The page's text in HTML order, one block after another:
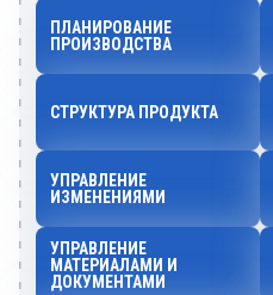
ПЛАНИРОВАНИЕ
ПРОИЗВОДСТВА
СТРУКТУРА ПРОДУКТА
УПРАВЛЕНИЕ
ИЗМЕНЕНИЯМИ
УПРАВЛЕНИЕ
МАТЕРИАЛАМИ И
ДОКУМЕНТАМИ